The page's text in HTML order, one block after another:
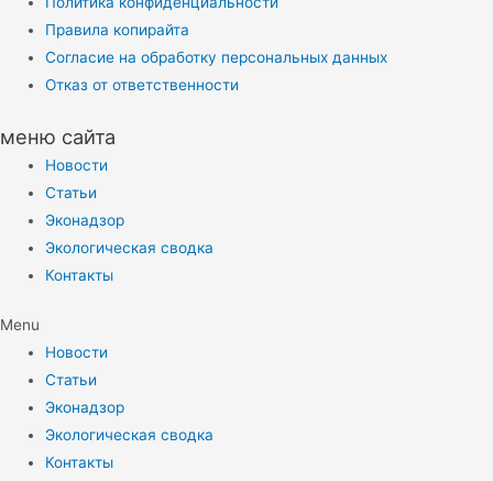
Правила копирайта
Согласие на обработку персональных данных
Отказ от ответственности
меню сайта
Новости
Статьи
Эконадзор
Экологическая сводка
Контакты
Menu
Новости
Статьи
Эконадзор
Экологическая сводка
Контакты